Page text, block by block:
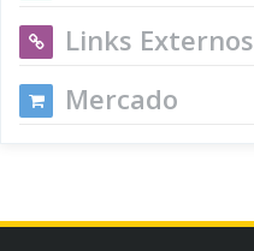
Links Externos
Mercado